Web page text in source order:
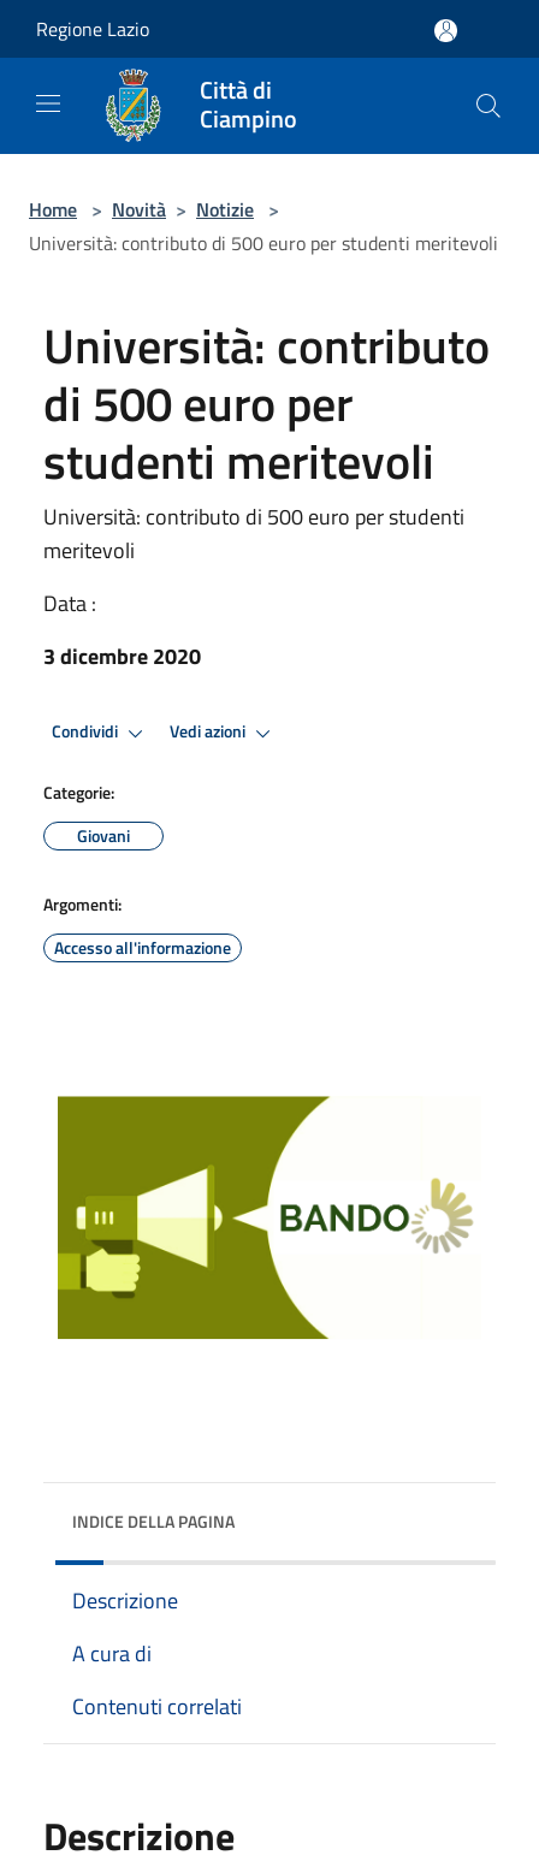
Regione Lazio
Città di
Ciampino
Home > Novità > Notizie >
Università: contributo di 500 euro per studenti meritevoli
Università: contributo
di 500 euro per
studenti meritevoli
Università: contributo di 500 euro per studenti
meritevoli
Data :
3 dicembre 2020
Condividi Vedi azioni
Categorie:
Giovani
Argomenti:
Accesso all'informazione
INDICE DELLA PAGINA
Descrizione
A cura di
Contenuti correlati
Descrizione